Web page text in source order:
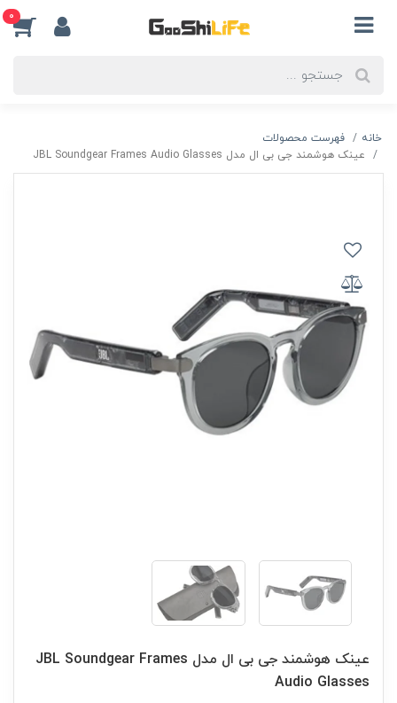
0
خانه
فهرست محصولات
عینک هوشمند جی بی ال مدل JBL Soundgear Frames Audio Glasses
عینک هوشمند جی بی ال مدل JBL Soundgear Frames
Audio Glasses